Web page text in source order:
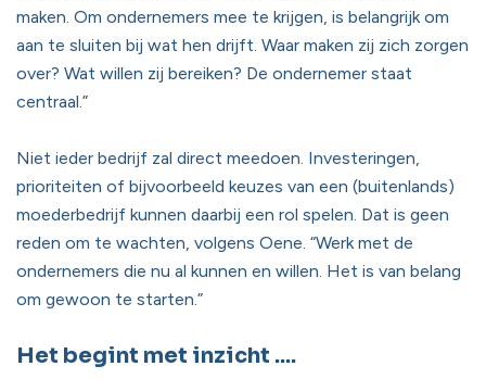
maken. Om ondernemers mee te krijgen, is belangrijk om
aan te sluiten bij wat hen drijft. Waar maken zij zich zorgen
over? Wat willen zij bereiken? De ondernemer staat
centraal.”
Niet ieder bedrijf zal direct meedoen. Investeringen,
prioriteiten of bijvoorbeeld keuzes van een (buitenlands)
moederbedrijf kunnen daarbij een rol spelen. Dat is geen
reden om te wachten, volgens Oene. “Werk met de
ondernemers die nu al kunnen en willen. Het is van belang
om gewoon te starten.”
Het begint met inzicht ....